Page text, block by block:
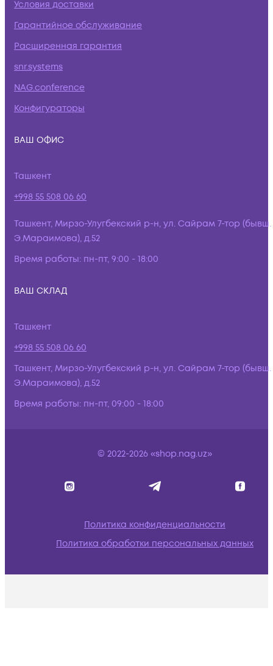
Условия доставки
Гарантийное обслуживание
Расширенная гарантия
snr.systems
NAG.conference
Конфигураторы
ВАШ ОФИС
Ташкент
+998 55 508 06 60
Ташкент, Мирзо-Улугбекский р-н, ул. Сайрам 7-тор (бывш.
Э.Мараимова), д.52
Время работы: пн-пт, 9:00 - 18:00
ВАШ СКЛАД
Ташкент
+998 55 508 06 60
Ташкент, Мирзо-Улугбекский р-н, ул. Сайрам 7-тор (бывш.
Э.Мараимова), д.52
Время работы: пн-пт, 09:00 - 18:00
© 2022-2026 «shop.nag.uz»
Политика конфиденциальности
Политика обработки персональных данных